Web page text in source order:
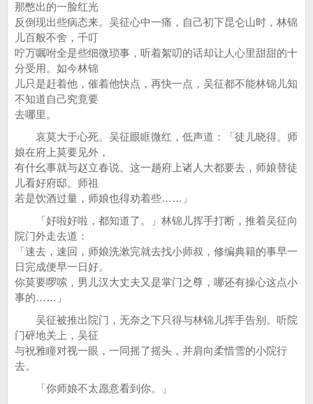
那憋出的一脸红光
反倒现出些病态来。吴征心中一痛，自己初下昆仑山时，林锦
儿百般不舍，千叮
咛万嘱咐全是些细微琐事，听着絮叨的话却让人心里甜甜的十
分受用。如今林锦
儿只是赶着他，催着他快点，再快一点，吴征都不能林锦儿知
不知道自己究竟要
去哪里。
哀莫大于心死。吴征眼眶微红，低声道：「徒儿晓得。师
娘在府上莫要见外，
有什幺事就与赵立春说。这一趟府上诸人大都要去，师娘替徒
儿看好府邸。师祖
若是饮酒过量，师娘也得劝着些……」
「好啦好啦，都知道了。」林锦儿挥手打断，推着吴征向
院门外走去道：
「速去，速回，师娘洗漱完就去找小师叔，修编典籍的事早一
日完成便早一日好。
你莫要啰嗦，男儿汉大丈夫又是掌门之尊，哪还有操心这点小
事的……」
吴征被推出院门，无奈之下只得与林锦儿挥手告别。听院
门砰地关上，吴征
与祝雅瞳对视一眼，一同摇了摇头，并肩向柔惜雪的小院行
去。
「你师娘不太愿意看到你。」